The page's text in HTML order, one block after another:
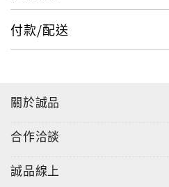
付款/配送
關於誠品
合作洽談
誠品線上